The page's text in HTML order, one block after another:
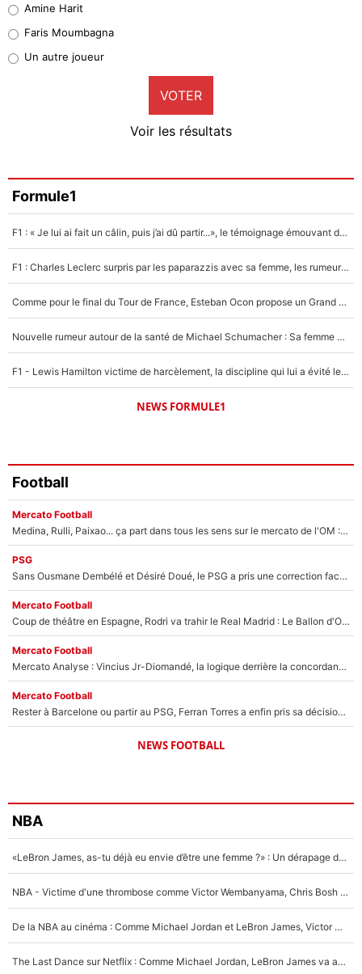
1%
9%
Faris Moumbagna
5%
Un autre joueur
5%
Amine Harit
Faris Moumbagna
Un autre joueur
VOTER
Voir les résultats
Formule1
F1 : « Je lui ai fait un câlin, puis j’ai dû partir...», le témoignage émouvant de Max Verstappen sur sa fille
F1 : Charles Leclerc surpris par les paparazzis avec sa femme, les rumeurs étaient vraies !
Comme pour le final du Tour de France, Esteban Ocon propose un Grand Prix de Formule 1 à Paris : «Autour de l’Arc de Triomphe, ce serait génial» !
Nouvelle rumeur autour de la santé de Michael Schumacher : Sa femme Corinna sort du silence
F1 - Lewis Hamilton victime de harcèlement, la discipline qui lui a évité le pire : «J'aurais probablement mal tourné»
NEWS FORMULE1
Football
Mercato Football
Medina, Rulli, Paixao... ça part dans tous les sens sur le mercato de l'OM : Frank McCourt va enfin récupérer l'argent qu'il attend ?
PSG
Sans Ousmane Dembélé et Désiré Doué, le PSG a pris une correction face à Majorque : Luis Enrique attend avec impatience des renforts !
Mercato Football
Coup de théâtre en Espagne, Rodri va trahir le Real Madrid : Le Ballon d'Or a choisi de signer au FC Barcelone !
Mercato Football
Mercato Analyse : Vincius Jr-Diomandé, la logique derrière la concordance des temps
Mercato Football
Rester à Barcelone ou partir au PSG, Ferran Torres a enfin pris sa décision : La course contre la montre est lancée !
NEWS FOOTBALL
NBA
«LeBron James, as-tu déjà eu envie d’être une femme ?» : Un dérapage de Donald Trump sur la superstar de la NBA refait surface
NBA - Victime d'une thrombose comme Victor Wembanyama, Chris Bosh prévient le Français des risques sur sa santé : «J’ai failli mourir sur le coup et j’ai été ramené à la vie»
De la NBA au cinéma : Comme Michael Jordan et LeBron James, Victor Wembanyama rêve d'une carrière d'acteur !
The Last Dance sur Netflix : Comme Michael Jordan, LeBron James va avoir le droit à sa série !